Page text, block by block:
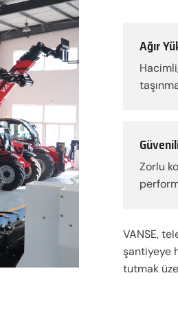
Ağır
Zorlu
VANSE,
şantiyeye
tutmak